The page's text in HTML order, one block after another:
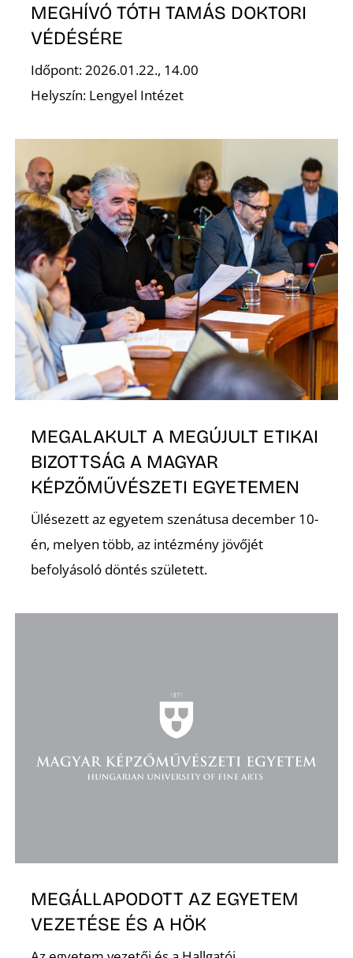
MEGHÍVÓ TÓTH TAMÁS DOKTORI
VÉDÉSÉRE
Időpont: 2026.01.22., 14.00
Helyszín: Lengyel Intézet
MEGALAKULT A MEGÚJULT ETIKAI
BIZOTTSÁG A MAGYAR
KÉPZŐMŰVÉSZETI EGYETEMEN
Ülésezett az egyetem szenátusa december 10-
én, melyen több, az intézmény jövőjét
befolyásoló döntés született.
MEGÁLLAPODOTT AZ EGYETEM
VEZETÉSE ÉS A HÖK